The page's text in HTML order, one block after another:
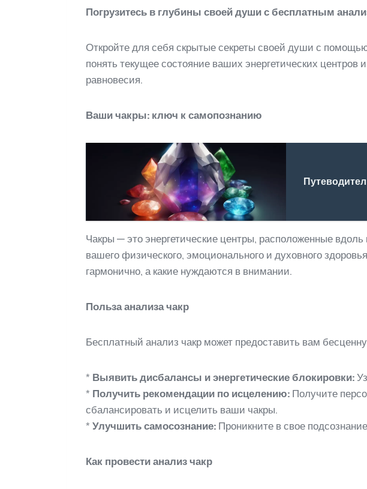
Погрузитесь в глубины своей души с бесплатным
Откройте для себя скрытые секреты своей души с
понять текущее состояние ваших энергетических
равновесия.
Ваши чакры: ключ к самопознанию
Чакры — это энергетические центры, расположенные
вашего физического, эмоционального и духовного
гармонично, а какие нуждаются в внимании.
Польза анализа чакр
Бесплатный анализ чакр может предоставить вам
* Выявить дисбалансы и энергетические блокировки:
* Получить рекомендации по исцелению: Получите
сбалансировать и исцелить ваши чакры.
* Улучшить самосознание: Проникните в свое
Как провести анализ чакр